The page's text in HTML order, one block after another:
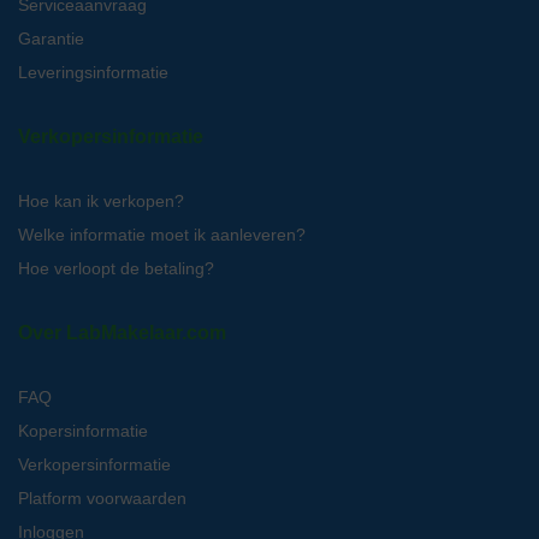
Serviceaanvraag
Garantie
Leveringsinformatie
Verkopersinformatie
Hoe kan ik verkopen?
Welke informatie moet ik aanleveren?
Hoe verloopt de betaling?
Over LabMakelaar.com
FAQ
Kopersinformatie
Verkopersinformatie
Platform voorwaarden
Inloggen